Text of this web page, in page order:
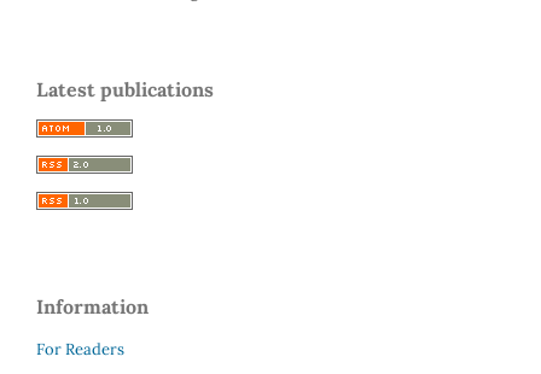
Latest publications
Information
For Readers